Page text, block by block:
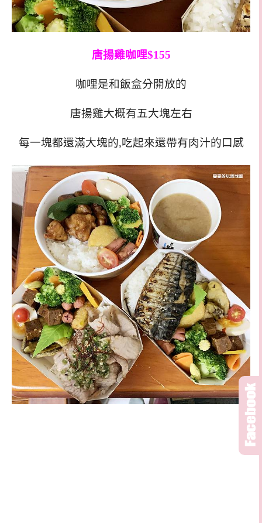
唐揚雞咖哩$155
咖哩是和飯盒分開放的
唐揚雞大概有五大塊左右
每一塊都還滿大塊的,吃起來還帶有肉汁的口感